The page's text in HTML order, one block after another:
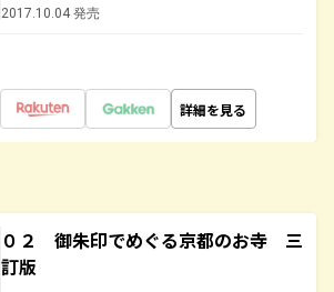
2017.10.04 発売
詳細を見る
０２ 御朱印でめぐる京都のお寺 三
訂版